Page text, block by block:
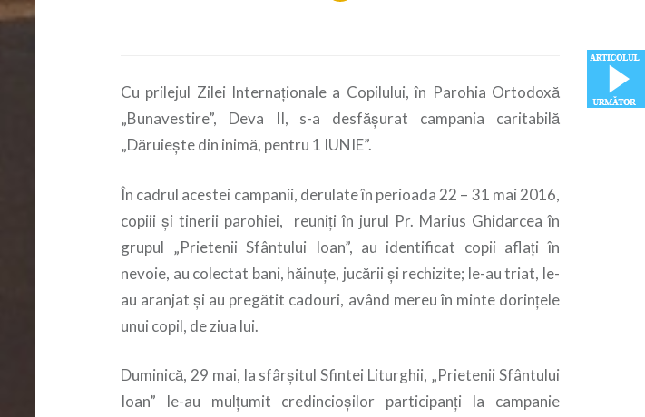
Cu prilejul Zilei Internaționale a Copilului, în Parohia Ortodoxă
„Bunavestire”, Deva II, s-a desfășurat campania caritabilă
„Dăruiește din inimă, pentru 1 IUNIE”.
În cadrul acestei campanii, derulate în perioada 22 – 31 mai 2016,
copiii și tinerii parohiei, reuniți în jurul Pr. Marius Ghidarcea în
grupul „Prietenii Sfântului Ioan”, au identificat copii aflați în
nevoie, au colectat bani, hăinuțe, jucării și rechizite; le-au triat, le-
au aranjat și au pregătit cadouri, având mereu în minte dorințele
unui copil, de ziua lui.
Duminică, 29 mai, la sfârșitul Sfintei Liturghii, „Prietenii Sfântului
Ioan” le-au mulțumit credincioșilor participanți la campanie